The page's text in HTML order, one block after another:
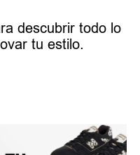
descubrir todo lo
tu estilo.